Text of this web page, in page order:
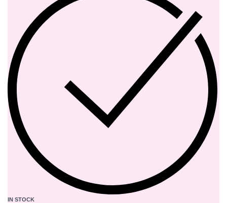
IN STOCK